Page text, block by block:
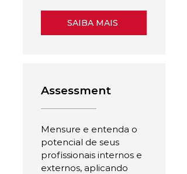
SAIBA MAIS
Assessment
Mensure e entenda o
potencial de seus
profissionais internos e
externos, aplicando